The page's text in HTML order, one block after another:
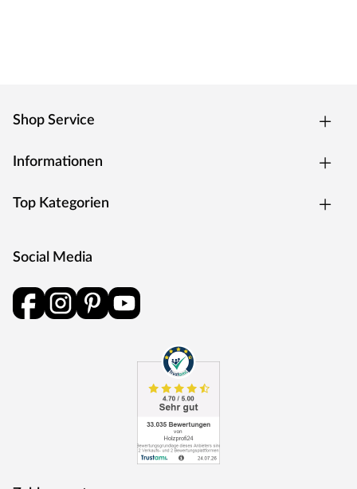
Shop Service
Informationen
Top Kategorien
Social Media